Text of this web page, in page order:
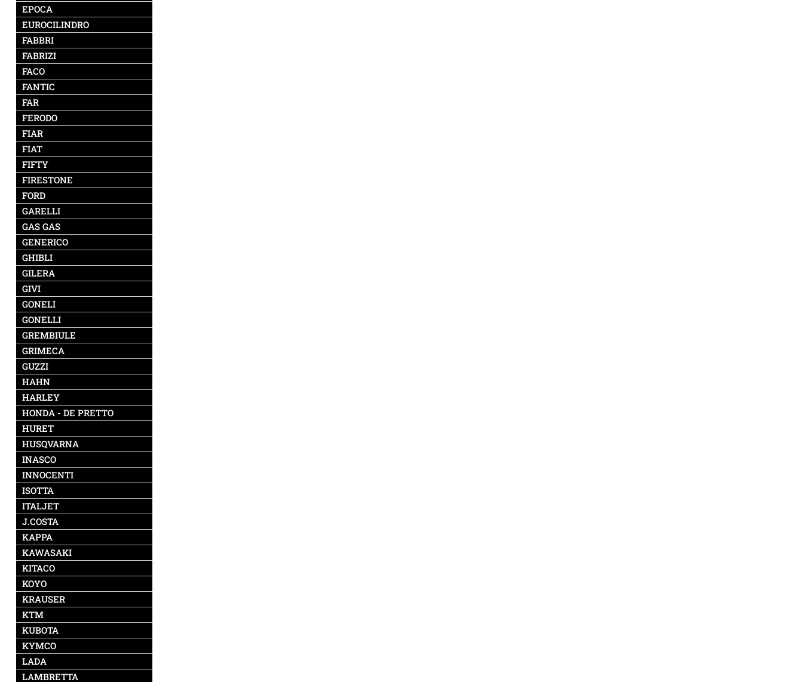
EPOCA
EUROCILINDRO
FABBRI
FABRIZI
FACO
FANTIC
FAR
FERODO
FIAR
FIAT
FIFTY
FIRESTONE
FORD
GARELLI
GAS GAS
GENERICO
GHIBLI
GILERA
GIVI
GONELI
GONELLI
GREMBIULE
GRIMECA
GUZZI
HAHN
HARLEY
HONDA - DE PRETTO
HURET
HUSQVARNA
INASCO
INNOCENTI
ISOTTA
ITALJET
J.COSTA
KAPPA
KAWASAKI
KITACO
KOYO
KRAUSER
KTM
KUBOTA
KYMCO
LADA
LAMBRETTA